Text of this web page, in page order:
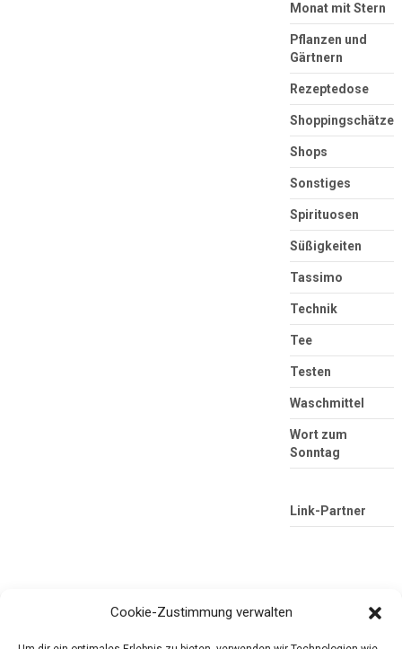
Monat mit Stern
Pflanzen und
Gärtnern
Rezeptedose
Shoppingschätze
Shops
Sonstiges
Spirituosen
Süßigkeiten
Tassimo
Technik
Tee
Testen
Waschmittel
Wort zum
Sonntag
Link-Partner
Cookie-Zustimmung verwalten